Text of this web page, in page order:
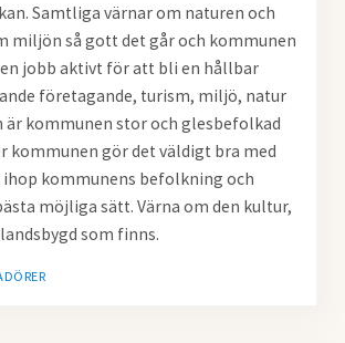
Samtliga värnar om naturen och
miljön så gott det går och kommunen
jobb aktivt för att bli en hållbar
företagande, turism, miljö, natur
är kommunen stor och glesbefolkad
kommunen gör det väldigt bra med
kommunens befolkning och
möjliga sätt. Värna om den kultur,
som finns.